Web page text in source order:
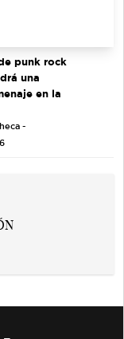
punk rock
una
en la
-